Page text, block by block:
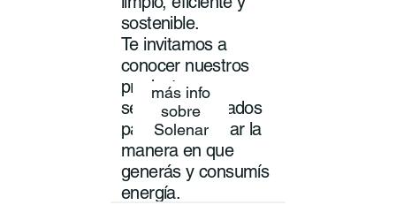
sostenible.
Te invitamos a
conocer nuestros
productos y
servicios pensados
para transformar la
manera en que
generás y consumís
energía.
más info
sobre
Solenar